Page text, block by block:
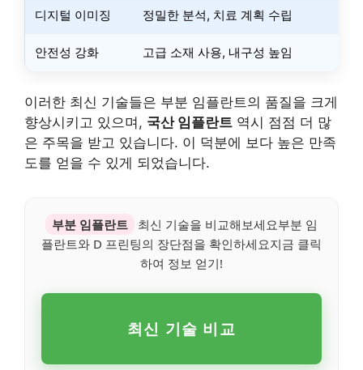
디지털 이미징 정밀한 분석, 치료 계획 수립
안전성 강화 고급 소재 사용, 내구성 높임
이러한 최신 기술들은 부분 임플란트의 품질을 크게
향상시키고 있으며, 국산 임플란트 역시 점점 더 많
은 주목을 받고 있습니다. 이 덕분에 보다 높은 만족
도를 얻을 수 있게 되었습니다.
부분 임플란트
최신 기술을 비교해보세요부분 임
플란트와 D 프린팅의 장단점을 확인하세요지금 클릭
하여 정보 얻기!
최신 기술 비교